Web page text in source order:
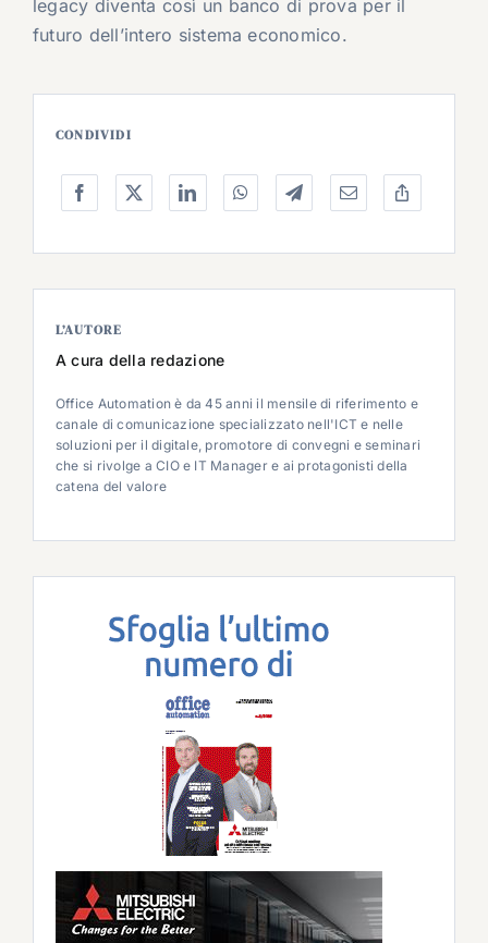
legacy diventa così un banco di prova per il
futuro dell’intero sistema economico.
CONDIVIDI
L’AUTORE
A cura della redazione
Office Automation è da 45 anni il mensile di riferimento e
canale di comunicazione specializzato nell'ICT e nelle
soluzioni per il digitale, promotore di convegni e seminari
che si rivolge a CIO e IT Manager e ai protagonisti della
catena del valore